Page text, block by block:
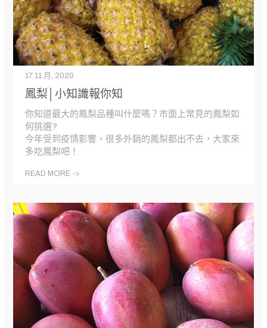
鳳梨│小知識報你知
17 11 月, 2020
你知道最大的鳳梨品種叫什麼嗎？市面上常見的鳳梨如
何挑選?
今年受到疫情影響，很多外銷的鳳梨都出不去，大家來
多吃鳳梨吧！
READ MORE ->